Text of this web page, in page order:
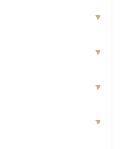
▾
▾
▾
▾